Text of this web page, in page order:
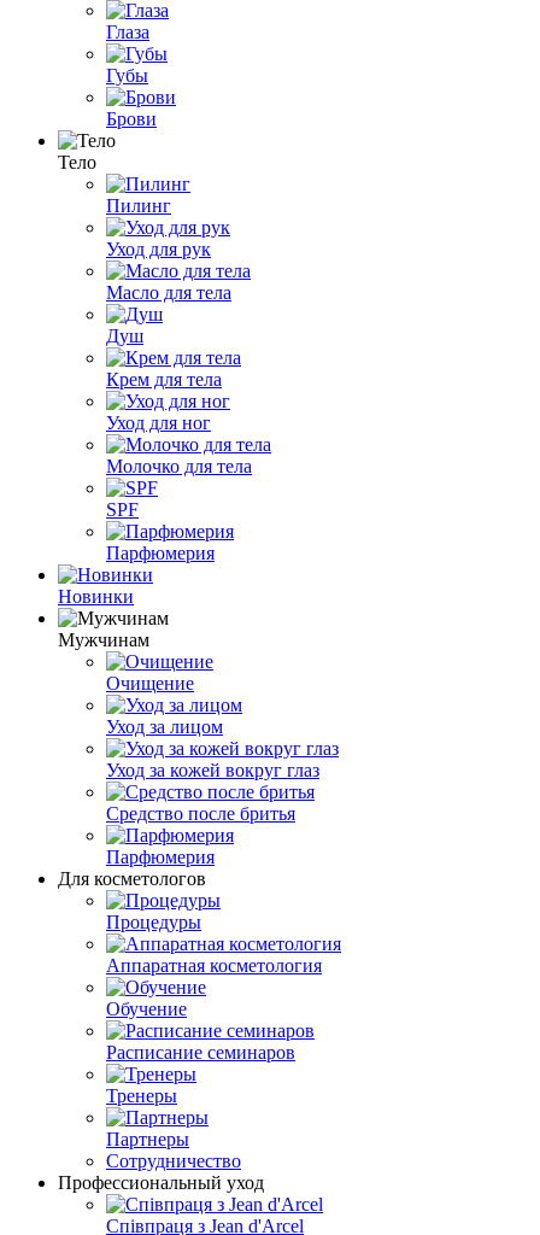
Глаза
Губы
Брови
Тело
Пилинг
Уход для рук
Масло для тела
Душ
Крем для тела
Уход для ног
Молочко для тела
SPF
Парфюмерия
Новинки
Мужчинам
Очищение
Уход за лицом
Уход за кожей вокруг глаз
Средство после бритья
Парфюмерия
Для косметологов
Процедуры
Аппаратная косметология
Обучение
Расписание семинаров
Тренеры
Партнеры
Сотрудничество
Профессиональный уход
Співпраця з Jean d'Arcel